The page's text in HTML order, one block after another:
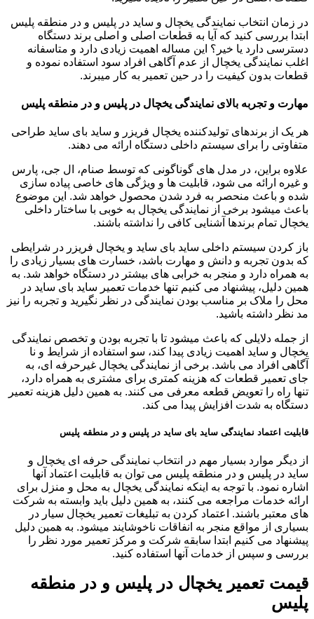
در زمان انتخاب نمایندگی یخچال و ساید در پلیس و در منطقه پلیس
ابتدا بررسی کنید که آیا به قطعات اصلی و اصلی برند دستگاه
دسترسی دارد یا خیر؟ این مساله اهمیت زیادی دارد و متاسفانه
اغلب نمایندگی یخچال از عدم آگاهی افراد سود استفاده نموده و
قطعات بدون کیفیت را در حین تعمیر به کار میبرند.
مهارت و تجربه بالای نمایندگی یخچال در پلیس و در منطقه پلیس
هر یک از برندهای تولیدکننده یخچال فریزر و ساید بای ساید طراحی
متفاوتی را برای سیستم داخلی دستگاه ارائه می دهند.
علاوه براین، در مدل های گوناگونی که توسط صنام، ال جی، پارس
و غیره ارائه می شود، قابلیت ها و ویژگی های خاصی پیاده سازی
شده و باعث منحصر به فرد شدن محصول خواهد شد. این موضوع
باعث میشود برخی از نمایندگی یخچال به خوبی با ساختار داخلی
یخچال تمام برندها آشنایی کافی را نداشته باشند.
باز کردن سیستم داخلی ساید بای ساید و یخچال فریزر در شرایطی
که بدون تجربه و دانش و مهارت باشد، خسارت های بسیار زیادی را
به همراه دارد و منجر به خرابی های بیشتر در دستگاه خواهد شد. به
همین دلیل، پیشنهاد می کنیم تنها خدمات تعمیر ساید بای ساید در
محل را ملاک بر مناسب بودن نمایندگی در نظر نگیرید و تجربه را نیز
مد نظر داشته باشید.
از جمله دلایلی که باعث میشود تا با تجربه بودن و تخصص نمایندگی
یخچال و ساید اهمیت زیادی پیدا کند، سو استفاده از شرایط و نا
آگاهی افراد می باشد. برخی از نمایندگی یخچال غیرحرفه ای، به
جای تعمیر قطعات که هزینه کمتری برای مشتری به همراه دارد،
تنها راه را تعویض قطعه معرفی می کنند. به همین دلیل هزینه تعمیر
دستگاه به شدت افزایش پیدا می کند.
قابلیت اعتماد نمایندگی ساید بای ساید در پلیس و در منطقه پلیس
از دیگر موارد بسیار مهم در انتخاب نمایندگی حرفه ای یخچال و
ساید در پلیس و در منطقه پلیس می توان به قابلیت اعتماد آنها
اشاره نمود. با توجه به اینکه نمایندگی یخچال به محل و منزل برای
ارائه خدمات مراجعه می کنند، به همین دلیل باید وابسته به شرکت
های معتبر باشند. اعتماد کردن به تبلیغات تعمیر یخچال سیار در
بسیاری از مواقع منجر به انفاقات ناخوشایند میشود. به همین دلیل
پیشنهاد می کنیم ابتدا سابقه شرکت و مرکز تعمیر مورد نظر را
بررسی و سپس از خدمات آنها استفاده کنید.
قیمت تعمیر یخچال در پلیس و در منطقه
پلیس